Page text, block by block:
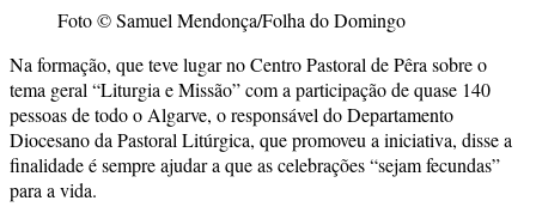
Foto © Samuel Mendonça/Folha do Domingo
Na formação, que teve lugar no Centro Pastoral de Pêra sobre o
tema geral “Liturgia e Missão” com a participação de quase 140
pessoas de todo o Algarve, o responsável do Departamento
Diocesano da Pastoral Litúrgica, que promoveu a iniciativa, disse a
finalidade é sempre ajudar a que as celebrações “sejam fecundas”
para a vida.